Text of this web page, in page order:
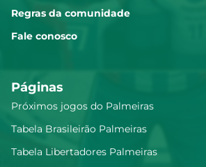
Maurício
Allan
Regras da comunidade
Fale conosco
Páginas
Próximos jogos do Palmeiras
Tabela Brasileirão Palmeiras
Tabela Libertadores Palmeiras